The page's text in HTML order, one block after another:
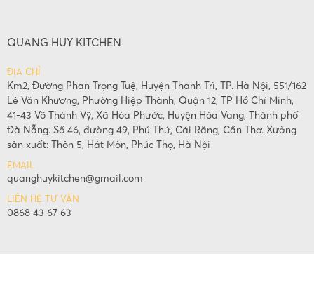
QUANG HUY KITCHEN
ĐỊA CHỈ
Km2, Đường Phan Trọng Tuệ, Huyện Thanh Trì, TP. Hà Nội, 551/162
Lê Văn Khương, Phường Hiệp Thành, Quận 12, TP Hồ Chí Minh,
41-43 Võ Thành Vỹ, Xã Hòa Phước, Huyện Hòa Vang, Thành phố
Đà Nẵng. Số 46, đường 49, Phú Thứ, Cái Răng, Cần Thơ. Xưởng
sản xuất: Thôn 5, Hát Môn, Phúc Thọ, Hà Nội
EMAIL
quanghuykitchen@gmail.com
LIÊN HỆ TƯ VẤN
0868 43 67 63